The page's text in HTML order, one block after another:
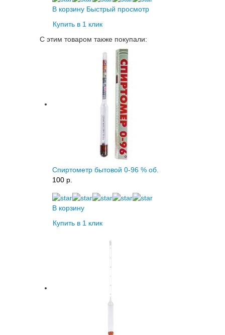
В корзину Быстрый просмотр
Купить в 1 клик
С этим товаром также покупали:
Спиртометр бытовой 0-96 % об.
100 p.
В корзину
Купить в 1 клик